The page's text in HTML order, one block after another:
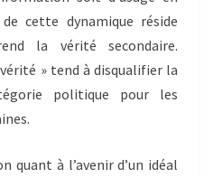
cette dynamique réside
la vérité secondaire.
» tend à disqualifier la
politique pour les
quant à l’avenir d’un idéal